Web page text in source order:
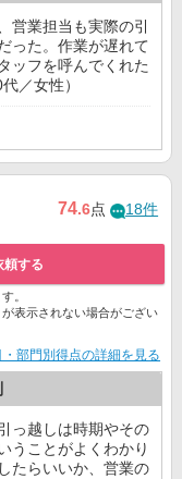
営業担当も実際の引
った。作業が遅れて
ッフを呼んでくれた
／女性）
74.6点 18件
頼する
。
表示されない場合がござい
・部門別得点の詳細を見る
っ越しは時期やその
うことがよくわかり
たらいいか、営業の